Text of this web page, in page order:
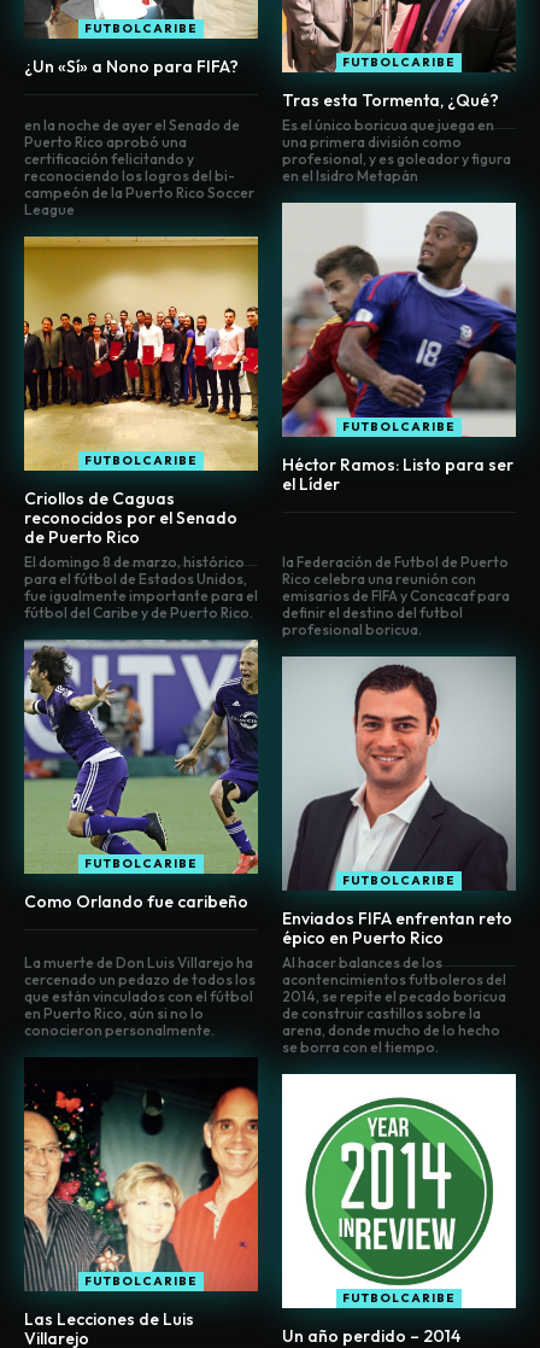
FUTBOLCARIBE
¿Un «Sí» a Nono para FIFA? FUTBOLCARIBE
Tras esta Tormenta, ¿Qué?
en la noche de ayer el Senado de
Puerto Rico aprobó una
certificación felicitando y
reconociendo los logros del bi-
campeón de la Puerto Rico Soccer
League
FUTBOLCARIBE
Criollos de Caguas
reconocidos por el Senado
de Puerto Rico
Es el único boricua que juega en
una primera división como
profesional, y es goleador y figura
en el Isidro Metapán
FUTBOLCARIBE
Héctor Ramos: Listo para ser
el Líder
El domingo 8 de marzo, histórico
para el fútbol de Estados Unidos,
fue igualmente importante para el
fútbol del Caribe y de Puerto Rico.
FUTBOLCARIBE
Como Orlando fue caribeño
la Federación de Futbol de Puerto
Rico celebra una reunión con
emisarios de FIFA y Concacaf para
definir el destino del futbol
profesional boricua.
FUTBOLCARIBE
Enviados FIFA enfrentan reto
épico en Puerto Rico
La muerte de Don Luis Villarejo ha
cercenado un pedazo de todos los
que están vinculados con el fútbol
en Puerto Rico, aún si no lo
conocieron personalmente.
FUTBOLCARIBE
Las Lecciones de Luis
Villarejo
Al hacer balances de los
acontencimientos futboleros del
2014, se repite el pecado boricua
de construir castillos sobre la
arena, donde mucho de lo hecho
se borra con el tiempo.
FUTBOLCARIBE
Un año perdido – 2014